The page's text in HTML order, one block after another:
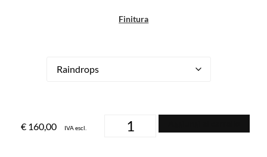
Finitura
€ 160,00 IVA escl.